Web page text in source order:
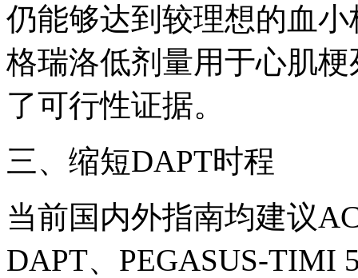
仍能够达到较理想的血
格瑞洛低剂量用于心肌
了可行性证据。
三、缩短DAPT时程
当前国内外指南均建议
DAPT、PEGASUS-TIMI